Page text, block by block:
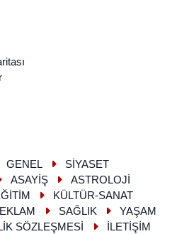
GENEL
SİYASET
ASAYİŞ
ASTROLOJİ
KÜLTÜR-SANAT
SAĞLIK
YAŞAM
SÖZLEŞMESİ
İLETİŞİM